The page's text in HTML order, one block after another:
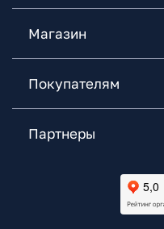
Магазин
Покупателям
Партнеры